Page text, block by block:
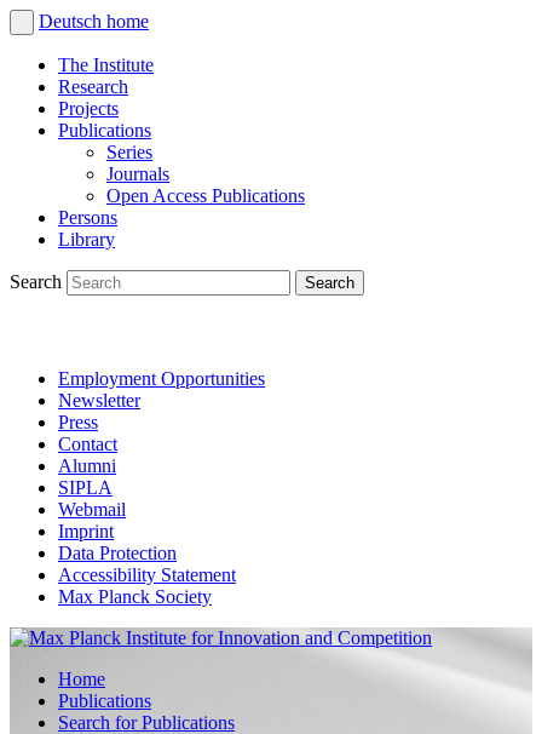
Deutsch home
The Institute
Research
Projects
Publications
Series
Journals
Open Access Publications
Persons
Library
Search
Employment Opportunities
Newsletter
Press
Contact
Alumni
SIPLA
Webmail
Imprint
Data Protection
Accessibility Statement
Max Planck Society
Home
Publications
Search for Publications